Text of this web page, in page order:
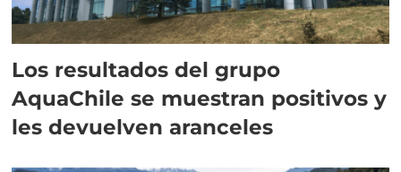
Los resultados del grupo
AquaChile se muestran positivos y
les devuelven aranceles